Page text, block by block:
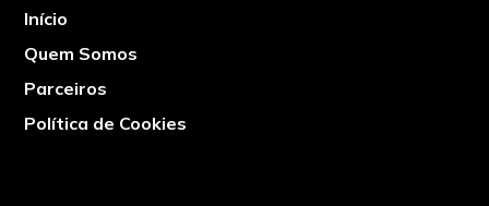
Início
Quem Somos
Parceiros
Política de Cookies